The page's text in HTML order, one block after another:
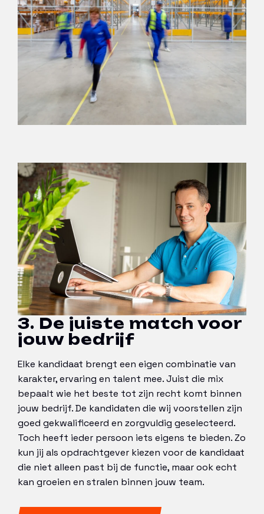
3. De juiste match voor
jouw bedrijf
Elke kandidaat brengt een eigen combinatie van
karakter, ervaring en talent mee. Juist die mix
bepaalt wie het beste tot zijn recht komt binnen
jouw bedrijf. De kandidaten die wij voorstellen zijn
goed gekwalificeerd en zorgvuldig geselecteerd.
Toch heeft ieder persoon iets eigens te bieden. Zo
kun jij als opdrachtgever kiezen voor de kandidaat
die niet alleen past bij de functie, maar ook echt
kan groeien en stralen binnen jouw team.